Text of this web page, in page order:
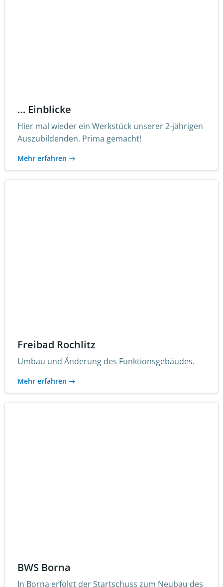
… Einblicke
Hier mal wieder ein Werkstück unserer 2-jährigen
Auszubildenden. Prima gemacht!
Mehr erfahren
Freibad Rochlitz
Umbau und Änderung des Funktionsgebäudes.
Mehr erfahren
BWS Borna
In Borna erfolgt der Startschuss zum Neubau des